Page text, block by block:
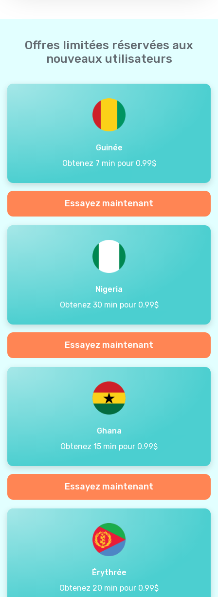
Offres limitées réservées aux
nouveaux utilisateurs
Guinée
Obtenez 7 min pour 0.99$
Essayez maintenant
Nigeria
Obtenez 30 min pour 0.99$
Essayez maintenant
Ghana
Obtenez 15 min pour 0.99$
Essayez maintenant
Érythrée
Obtenez 20 min pour 0.99$